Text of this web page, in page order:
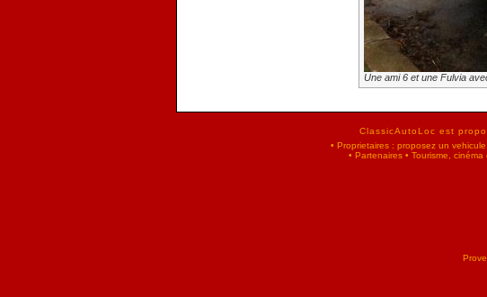
Une ami 6 et une Fulvia
ClassicAutoLoc est
• Proprietaires : proposez un vehicule
• Partenaires• Tourisme,